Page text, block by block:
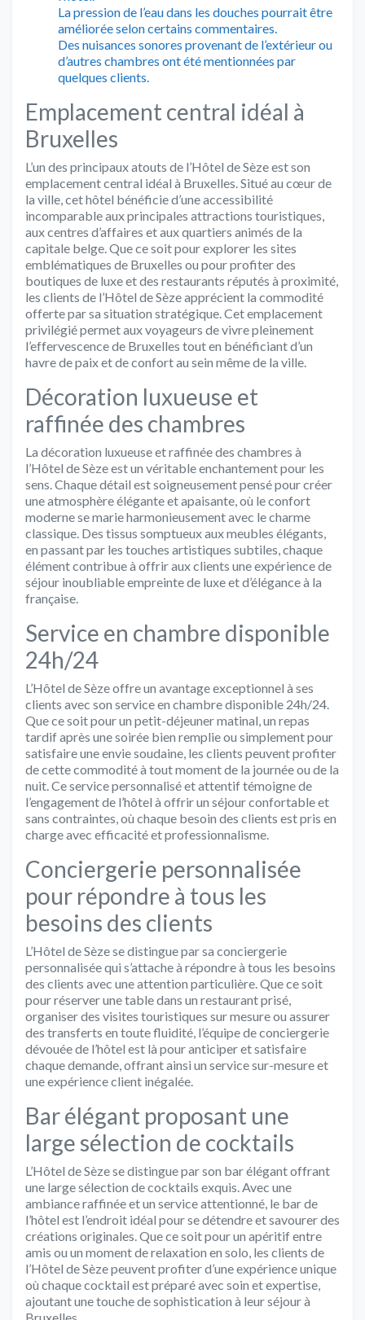
La pression de l’eau dans les douches pourrait être
améliorée selon certains commentaires.
Des nuisances sonores provenant de l’extérieur ou
d’autres chambres ont été mentionnées par
quelques clients.
Emplacement central idéal à
Bruxelles
L’un des principaux atouts de l’Hôtel de Sèze est son
emplacement central idéal à Bruxelles. Situé au cœur de
la ville, cet hôtel bénéficie d’une accessibilité
incomparable aux principales attractions touristiques,
aux centres d’affaires et aux quartiers animés de la
capitale belge. Que ce soit pour explorer les sites
emblématiques de Bruxelles ou pour profiter des
boutiques de luxe et des restaurants réputés à proximité,
les clients de l’Hôtel de Sèze apprécient la commodité
offerte par sa situation stratégique. Cet emplacement
privilégié permet aux voyageurs de vivre pleinement
l’effervescence de Bruxelles tout en bénéficiant d’un
havre de paix et de confort au sein même de la ville.
Décoration luxueuse et
raffinée des chambres
La décoration luxueuse et raffinée des chambres à
l’Hôtel de Sèze est un véritable enchantement pour les
sens. Chaque détail est soigneusement pensé pour créer
une atmosphère élégante et apaisante, où le confort
moderne se marie harmonieusement avec le charme
classique. Des tissus somptueux aux meubles élégants,
en passant par les touches artistiques subtiles, chaque
élément contribue à offrir aux clients une expérience de
séjour inoubliable empreinte de luxe et d’élégance à la
française.
Service en chambre disponible
24h/24
L’Hôtel de Sèze offre un avantage exceptionnel à ses
clients avec son service en chambre disponible 24h/24.
Que ce soit pour un petit-déjeuner matinal, un repas
tardif après une soirée bien remplie ou simplement pour
satisfaire une envie soudaine, les clients peuvent profiter
de cette commodité à tout moment de la journée ou de la
nuit. Ce service personnalisé et attentif témoigne de
l’engagement de l’hôtel à offrir un séjour confortable et
sans contraintes, où chaque besoin des clients est pris en
charge avec efficacité et professionnalisme.
Conciergerie personnalisée
pour répondre à tous les
besoins des clients
L’Hôtel de Sèze se distingue par sa conciergerie
personnalisée qui s’attache à répondre à tous les besoins
des clients avec une attention particulière. Que ce soit
pour réserver une table dans un restaurant prisé,
organiser des visites touristiques sur mesure ou assurer
des transferts en toute fluidité, l’équipe de conciergerie
dévouée de l’hôtel est là pour anticiper et satisfaire
chaque demande, offrant ainsi un service sur-mesure et
une expérience client inégalée.
Bar élégant proposant une
large sélection de cocktails
L’Hôtel de Sèze se distingue par son bar élégant offrant
une large sélection de cocktails exquis. Avec une
ambiance raffinée et un service attentionné, le bar de
l’hôtel est l’endroit idéal pour se détendre et savourer des
créations originales. Que ce soit pour un apéritif entre
amis ou un moment de relaxation en solo, les clients de
l’Hôtel de Sèze peuvent profiter d’une expérience unique
où chaque cocktail est préparé avec soin et expertise,
ajoutant une touche de sophistication à leur séjour à